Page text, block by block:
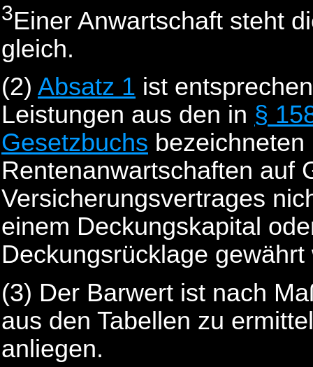
3Einer Anwartschaft steht
gleich.
(2) Absatz 1 ist
Leistungen aus den in §
Gesetzbuchs
Rentenanwartschaften auf
Versicherungsvertrages
einem Deckungskapital
Deckungsrücklage gewährt
(3) Der Barwert ist nach
aus den Tabellen zu
anliegen.